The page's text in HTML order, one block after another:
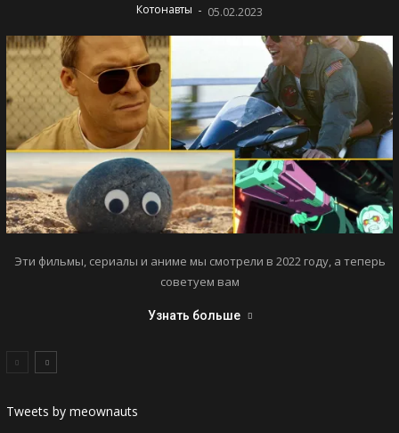
Котонавты - 05.02.2023
Эти фильмы, сериалы и аниме мы смотрели в 2022 году, а теперь
советуем вам
Узнать больше
Tweets by meownauts